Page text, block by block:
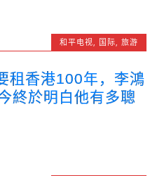
和平电视, 国际, 旅游
租香港100年，李鴻
終於明白他有多聰